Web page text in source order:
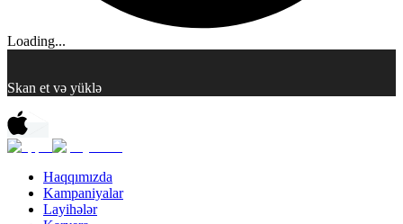
Loading...
Skan et və yüklə
Haqqımızda
Kampaniyalar
Layihələr